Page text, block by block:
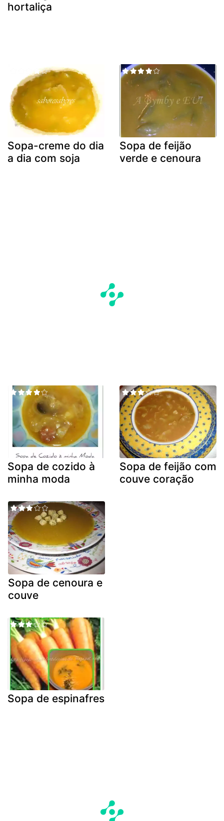
hortaliça
Sopa-creme do dia
a dia com soja
Sopa de feijão
verde e cenoura
Sopa de cozido à
minha moda
Sopa de feijão com
couve coração
Sopa de cenoura e
couve
Sopa de espinafres